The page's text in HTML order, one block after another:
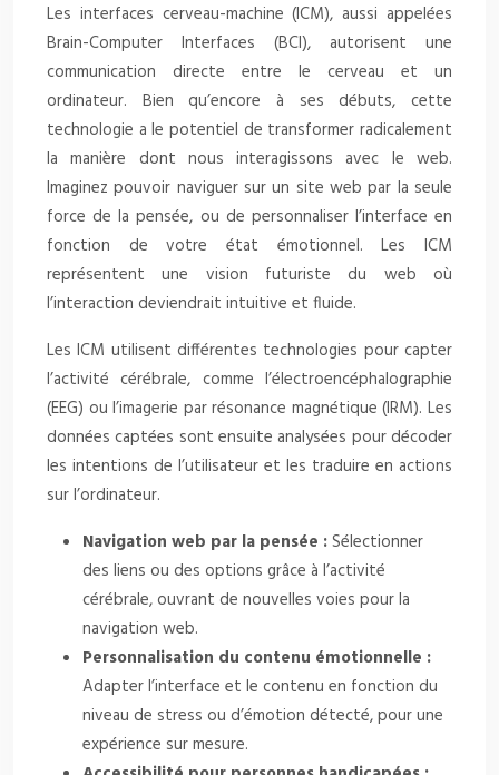
Les interfaces cerveau-machine (ICM), aussi appelées
Brain-Computer Interfaces (BCI), autorisent une
communication directe entre le cerveau et un
ordinateur. Bien qu’encore à ses débuts, cette
technologie a le potentiel de transformer radicalement
la manière dont nous interagissons avec le web.
Imaginez pouvoir naviguer sur un site web par la seule
force de la pensée, ou de personnaliser l’interface en
fonction de votre état émotionnel. Les ICM
représentent une vision futuriste du web où
l’interaction deviendrait intuitive et fluide.
Les ICM utilisent différentes technologies pour capter
l’activité cérébrale, comme l’électroencéphalographie
(EEG) ou l’imagerie par résonance magnétique (IRM). Les
données captées sont ensuite analysées pour décoder
les intentions de l’utilisateur et les traduire en actions
sur l’ordinateur.
Navigation web par la pensée :Sélectionner
des liens ou des options grâce à l’activité
cérébrale, ouvrant de nouvelles voies pour la
navigation web.
Personnalisation du contenu émotionnelle :
Adapter l’interface et le contenu en fonction du
niveau de stress ou d’émotion détecté, pour une
expérience sur mesure.